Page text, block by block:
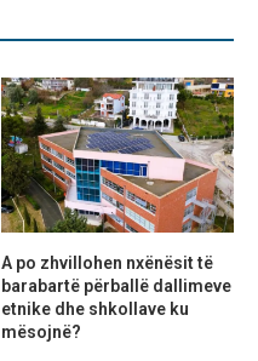
A po zhvillohen nxënësit të
barabartë përballë dallimeve
etnike dhe shkollave ku
mësojnë?